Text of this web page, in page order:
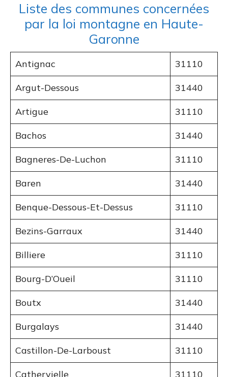
Liste des communes concernées
par la loi montagne en Haute-
Garonne
Antignac 31110
Argut-Dessous 31440
Artigue 31110
Bachos 31440
Bagneres-De-Luchon 31110
Baren 31440
Benque-Dessous-Et-Dessus 31110
Bezins-Garraux 31440
Billiere 31110
Bourg-D’Oueil 31110
Boutx 31440
Burgalays 31440
Castillon-De-Larboust 31110
Cathervielle 31110